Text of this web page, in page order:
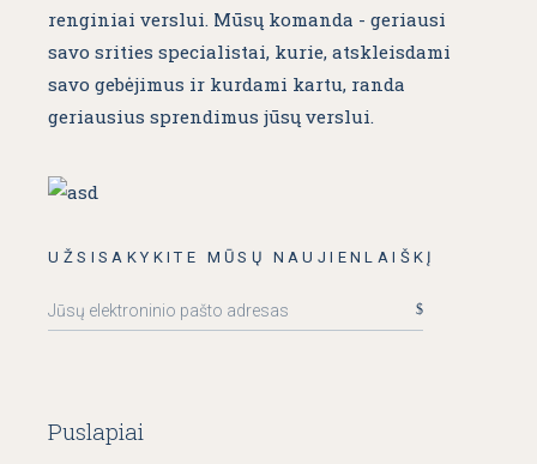
renginiai verslui. Mūsų komanda - geriausi
savo srities specialistai, kurie, atskleisdami
savo gebėjimus ir kurdami kartu, randa
geriausius sprendimus jūsų verslui.
UŽSISAKYKITE MŪSŲ NAUJIENLAIŠKĮ
Puslapiai